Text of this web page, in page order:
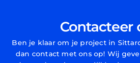
Contacteer
Ben je klaar om je project in
dan contact met ons op! Wij